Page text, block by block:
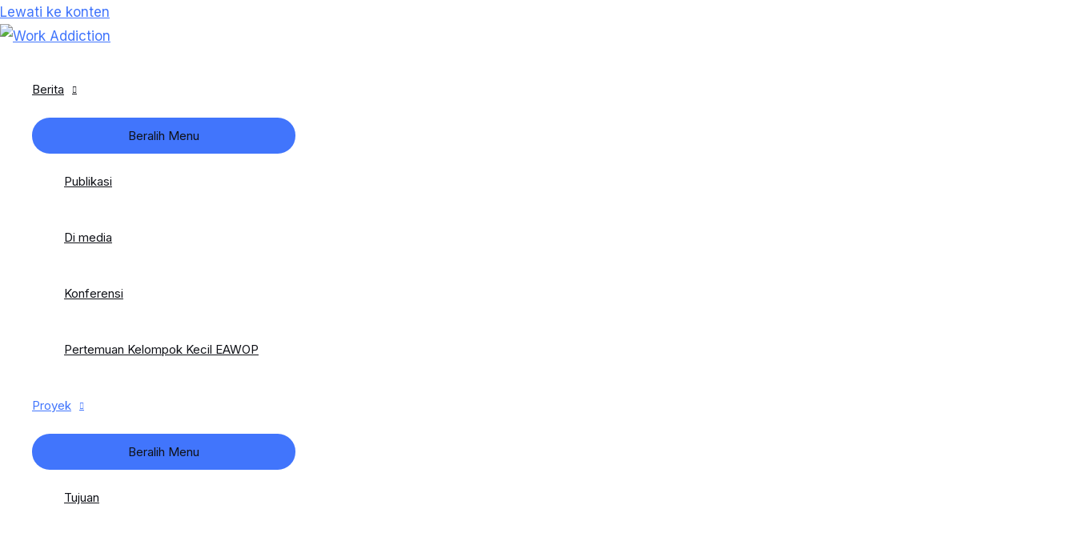
Lewati ke konten
Berita
Beralih Menu
Publikasi
Di media
Konferensi
Pertemuan Kelompok Kecil EAWOP
Proyek
Beralih Menu
Tujuan